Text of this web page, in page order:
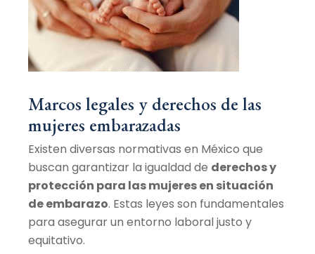
Marcos legales y derechos de las
mujeres embarazadas
Existen diversas normativas en México que
buscan garantizar la igualdad de derechos y
protección para las mujeres en situación
de embarazo. Estas leyes son fundamentales
para asegurar un entorno laboral justo y
equitativo.